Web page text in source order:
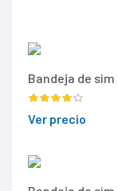
Bandeja de
Ver precio